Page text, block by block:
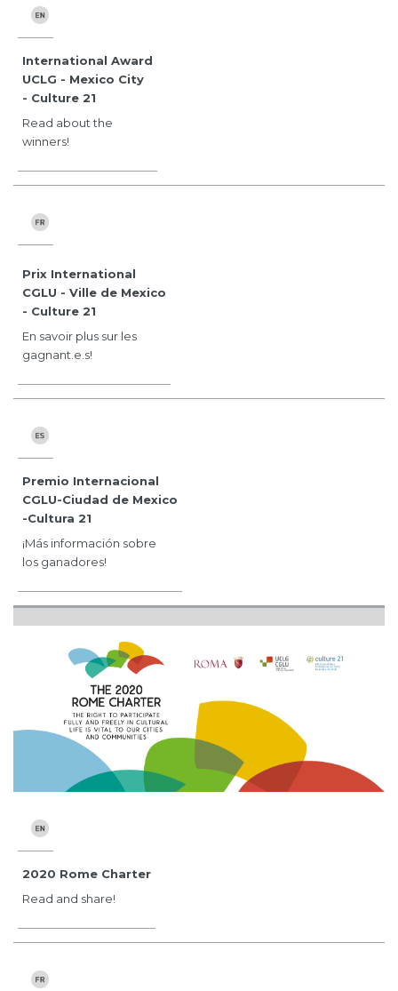
International Award
UCLG - Mexico City
- Culture 21
Read about the
winners!
Prix International
CGLU - Ville de Mexico
- Culture 21
En savoir plus sur les
gagnant.e.s!
Premio Internacional
CGLU-Ciudad de Mexico
-Cultura 21
¡Más información sobre
los ganadores!
2020 Rome Charter
Read and share!